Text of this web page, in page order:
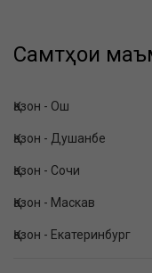
Самтҳои
Қазон - Ош
Қазон - Душанбе
Қазон - Сочи
Қазон - Маскав
Қазон - Екатеринбург